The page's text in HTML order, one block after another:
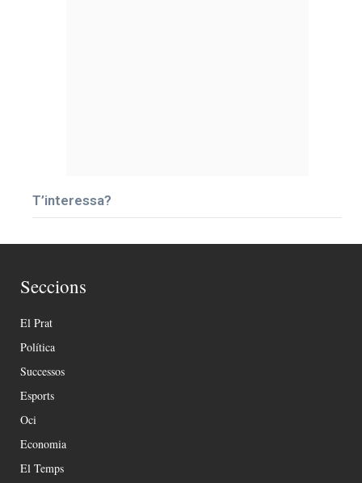
T’interessa?
Seccions
El Prat
Política
Successos
Esports
Oci
Economia
El Temps